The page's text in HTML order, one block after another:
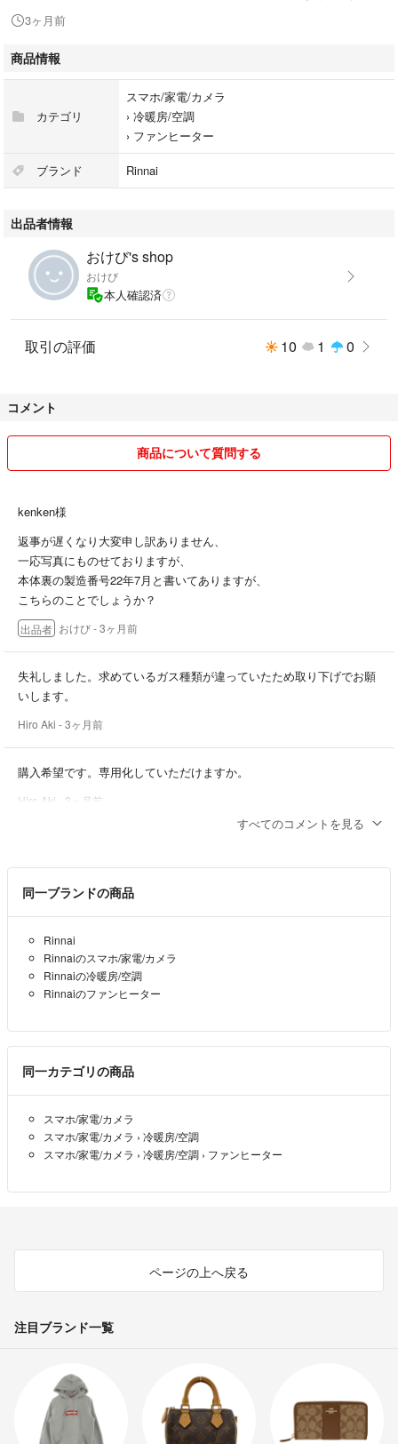
暖房の目安は、木造11畳（18平米）・コンクリート造15畳（25平米）ま
で適用のガスファンヒーター。寝室・子供部屋からリビングなどご家族が
集まるお部屋に最適
使用ガス種類：プロパンガス用
#スマホ/家電/カメラ
#ファンヒーター
3ヶ月前
商品情報
カテゴリ
スマホ/家電/カメラ
› 冷暖房/空調
› ファンヒーター
ブランド Rinnai
出品者情報
おけび's shop
おけび
本人確認済
取引の評価 10 1 0
コメント
商品について質問する
kenken様
返事が遅くなり大変申し訳ありません、
一応写真にものせておりますが、
本体裏の製造番号22年7月と書いてありますが、
こちらのことでしょうか？
出品者 おけび- 3ヶ月前
失礼しました。求めているガス種類が違っていたため取り下げでお願
いします。
Hiro Aki - 3ヶ月前
購入希望です。専用化していただけますか。
Hiro Aki - 3ヶ月前
製造年月日を教えて下さい
kenken- 3ヶ月前
4000¥👍🙏🙏
- 3ヶ月前
すべてのコメントを見る
同一ブランドの商品
Rinnai
Rinnaiのスマホ/家電/カメラ
Rinnaiの冷暖房/空調
Rinnaiのファンヒーター
同一カテゴリの商品
スマホ/家電/カメラ
スマホ/家電/カメラ › 冷暖房/空調
スマホ/家電/カメラ › 冷暖房/空調 › ファンヒーター
ページの上へ戻る
注目ブランド一覧